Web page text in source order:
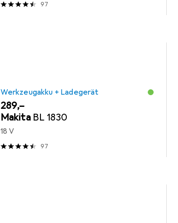
97
Werkzeugakku + Ladegerät
EUR
289,–
Makita BL 1830
18 V
97